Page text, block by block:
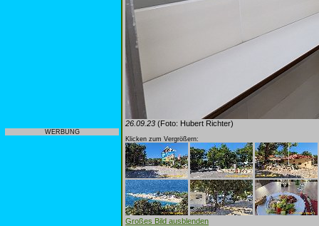
WERBUNG
26.09.23 (Foto: Hubert Richter)
Klicken zum Vergrößern:
Großes Bild ausblenden